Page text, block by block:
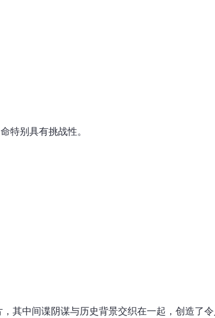
特别具有挑战性。
其中间谍阴谋与历史背景交织在一起，创造了令